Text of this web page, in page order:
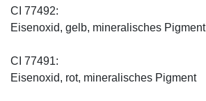
CI 77492:
Eisenoxid, gelb, mineralisches Pigment
CI 77491:
Eisenoxid, rot, mineralisches Pigment